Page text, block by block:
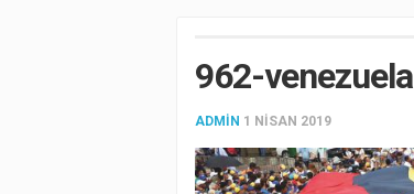
962-venezuela
ADMIN 1 NISAN 2019